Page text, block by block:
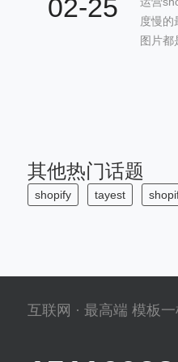
02-25
度慢
图片都
其他热门话题
shopify tayest
互联网 · 最高端 模板